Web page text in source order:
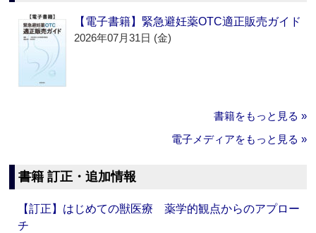
【電子書籍】緊急避妊薬OTC適正販売ガイド
2026年07月31日 (金)
書籍をもっと見る »
電子メディアをもっと見る »
書籍 訂正・追加情報
【訂正】はじめての獣医療 薬学的観点からのアプロー
チ